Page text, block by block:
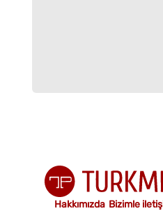
Hakkımızda Bizimle